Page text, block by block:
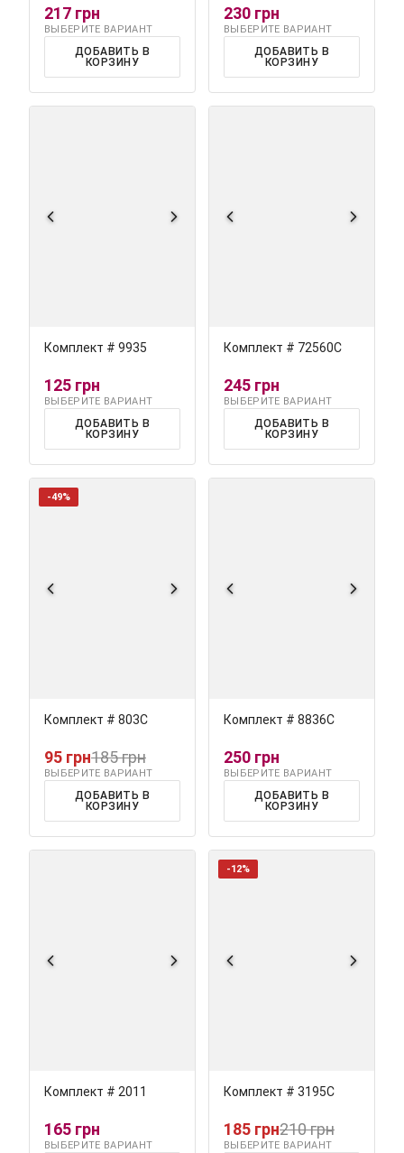
217 грн
ВЫБЕРИТЕ ВАРИАНТ
ДОБАВИТЬ В
КОРЗИНУ
230 грн
ВЫБЕРИТЕ ВАРИАНТ
ДОБАВИТЬ В
КОРЗИНУ
Комплект # 9935
125 грн
ВЫБЕРИТЕ ВАРИАНТ
ДОБАВИТЬ В
КОРЗИНУ
Комплект # 72560С
245 грн
ВЫБЕРИТЕ ВАРИАНТ
ДОБАВИТЬ В
КОРЗИНУ
-49%
Комплект # 803С
95 грн185 грн
ВЫБЕРИТЕ ВАРИАНТ
ДОБАВИТЬ В
КОРЗИНУ
Комплект # 8836С
250 грн
ВЫБЕРИТЕ ВАРИАНТ
ДОБАВИТЬ В
КОРЗИНУ
Комплект # 2011
165 грн
ВЫБЕРИТЕ ВАРИАНТ
-12%
Комплект # 3195С
185 грн210 грн
ВЫБЕРИТЕ ВАРИАНТ